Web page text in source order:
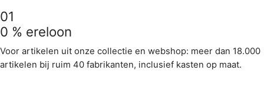
01
0 % ereloon
Voor artikelen uit onze collectie en webshop: meer dan 18.000
artikelen bij ruim 40 fabrikanten, inclusief kasten op maat.